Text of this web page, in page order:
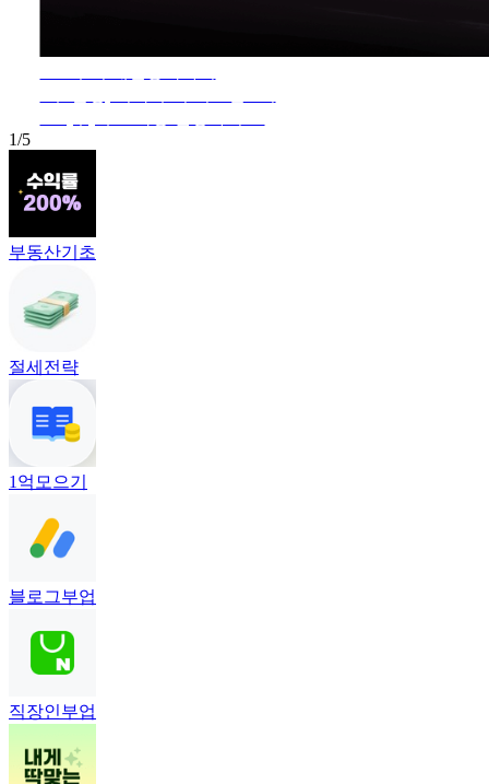
1/5
부동산기초
절세전략
1억모으기
블로그부업
직장인부업